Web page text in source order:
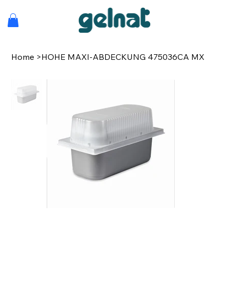
Home >HOHE MAXI-ABDECKUNG 475036CA MX